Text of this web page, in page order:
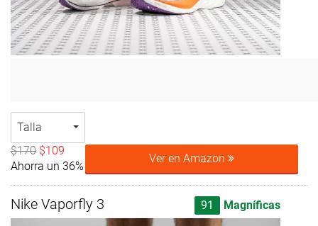
Talla
$170 $109
Ahorra un 36%
Ver en Amazon
Nike Vaporfly 3 91 Magníficas